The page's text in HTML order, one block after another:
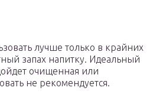
лучше только в крайних
запах напитку. Идеальный
очищенная или
не рекомендуется.